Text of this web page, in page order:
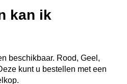
kan ik
beschikbaar. Rood, Geel,
kunt u bestellen met een